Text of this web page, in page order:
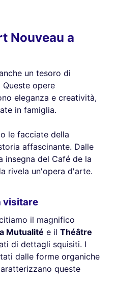
Nouveau a
un tesoro di
opere
eleganza e creatività,
in famiglia.
le facciate della
affascinante. Dalle
insegna del Café de la
rivela un'opera d'arte.
visitare
il magnifico
Mutualité e il Théâtre
di dettagli squisiti. I
dalle forme organiche
queste